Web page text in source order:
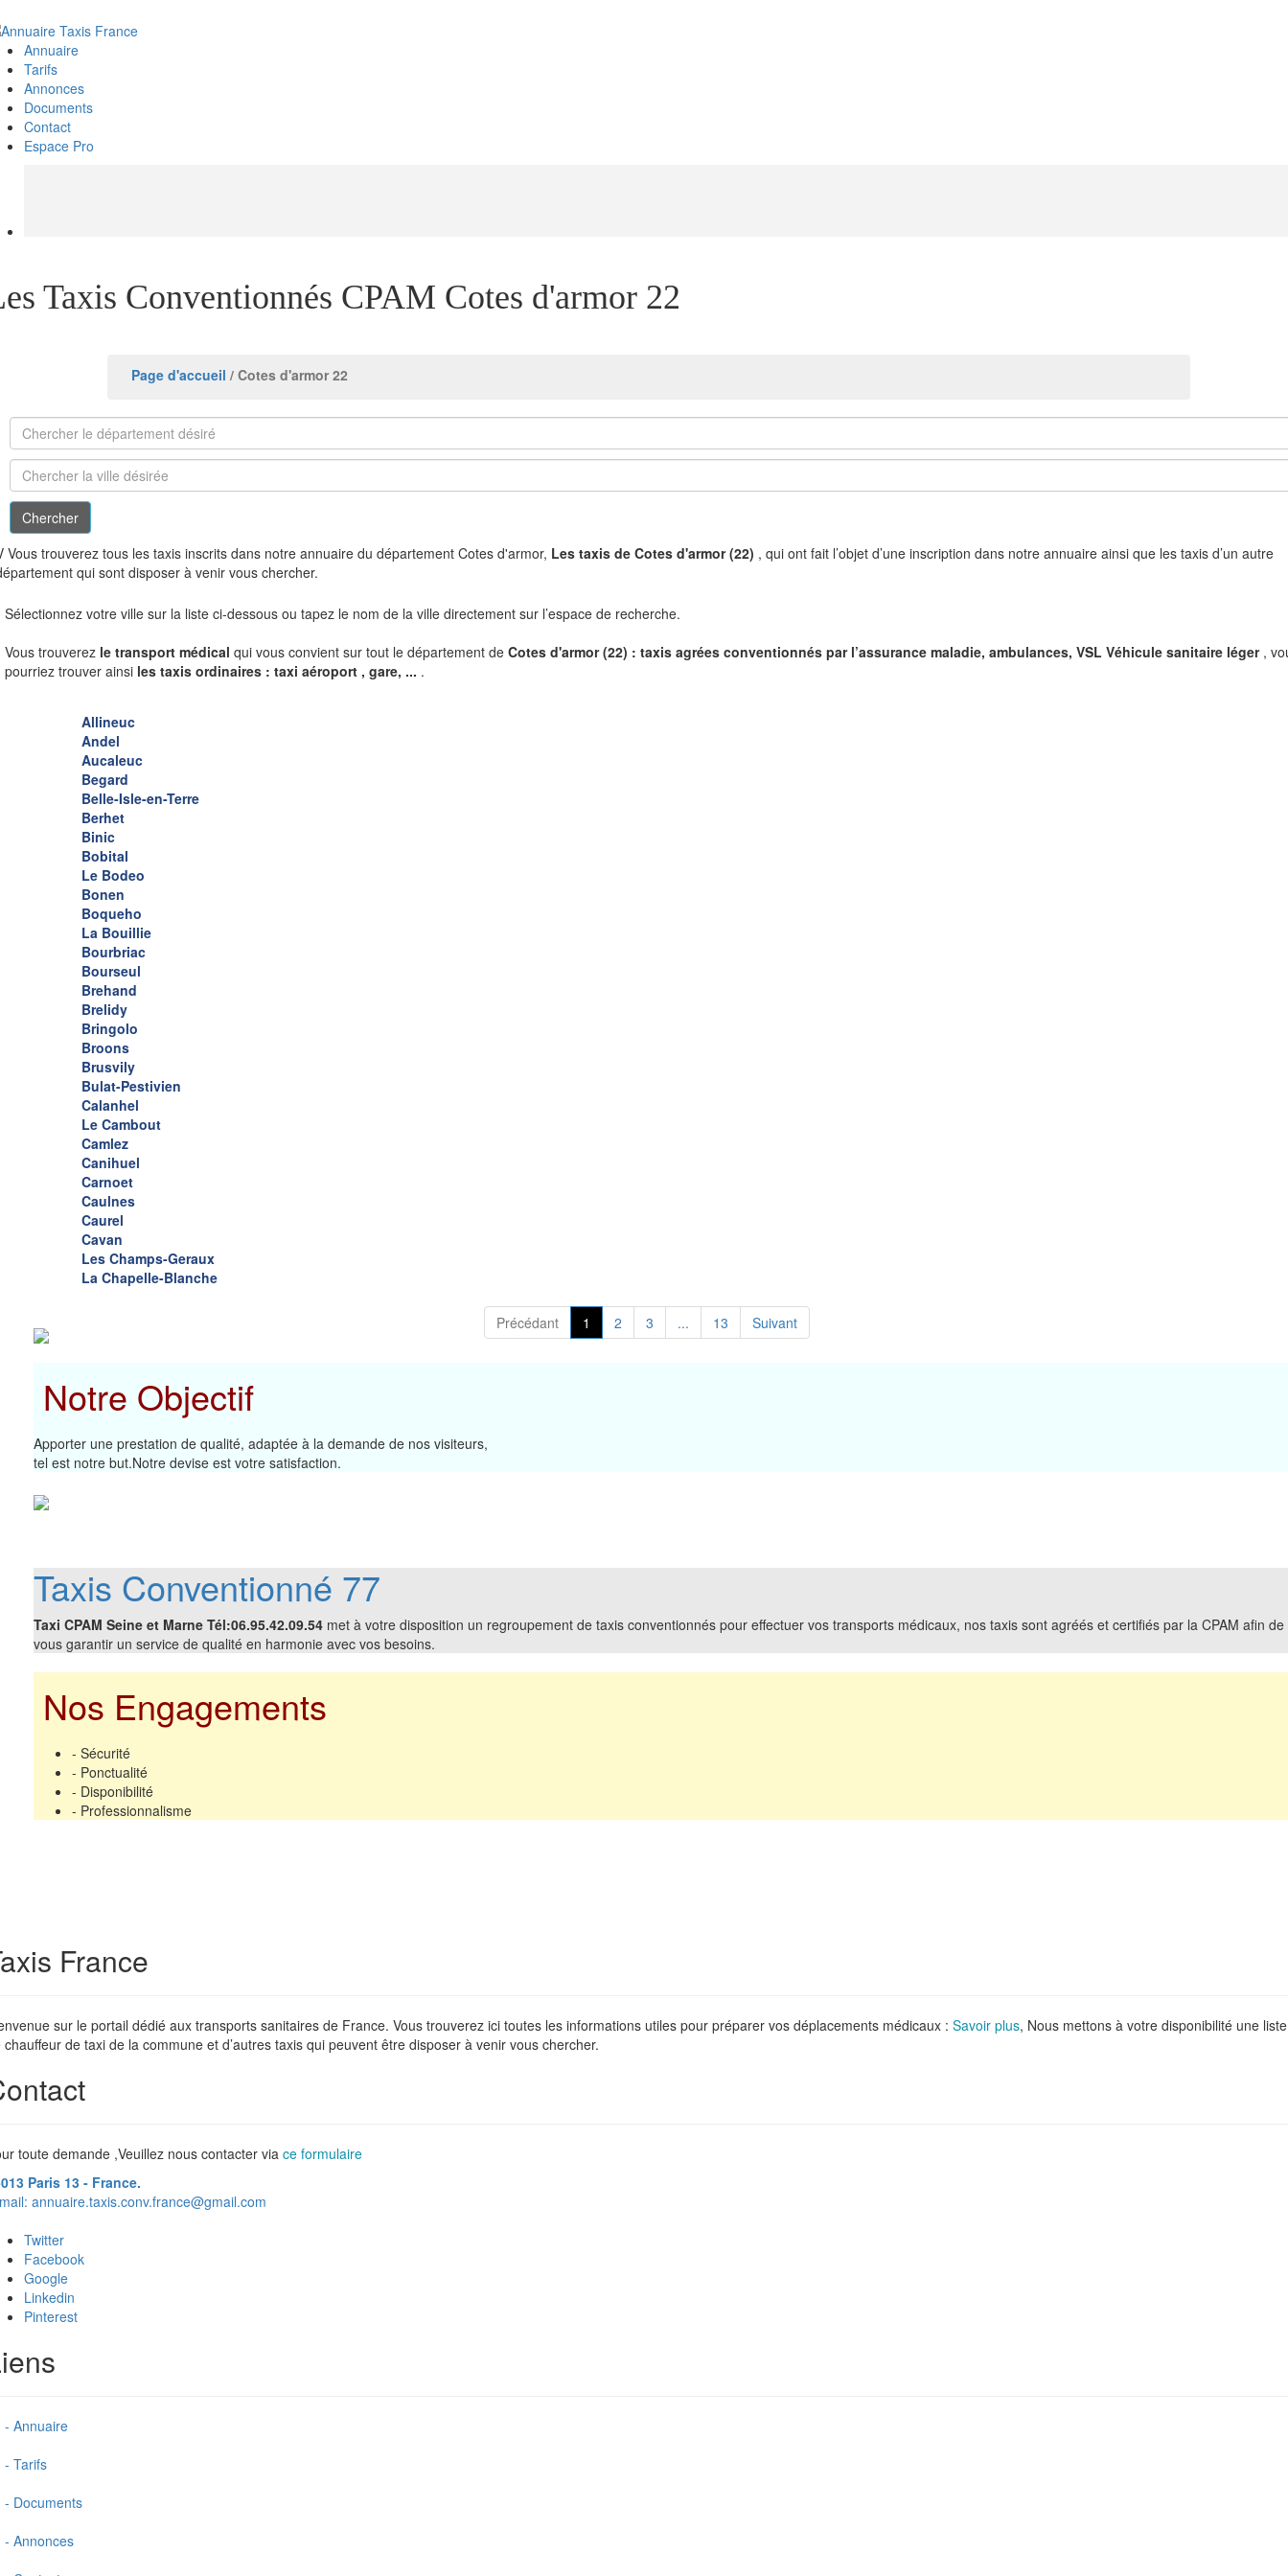
Annuaire
Tarifs
Annonces
Documents
Contact
Espace Pro
Taxis Conventionnés CPAM Cotes d'armor 22
Page d'accueil / Cotes d'armor 22
Vous trouverez tous les taxis inscrits dans notre annuaire du département Cotes d'armor, Les taxis de Cotes d'armor (22) , qui ont fait l’objet d’une inscription dans notre annuaire ainsi que les taxis d’un autre
qui sont disposer à venir vous chercher.
Sélectionnez votre ville sur la liste ci-dessous ou tapez le nom de la ville directement sur l’espace de recherche.
Vous trouverez le transport médical qui vous convient sur tout le département de Cotes d'armor (22) : taxis agrées conventionnés par l’assurance maladie, ambulances, VSL Véhicule sanitaire léger ,
pourriez trouver ainsi les taxis ordinaires : taxi aéroport , gare, ... .
Allineuc
Andel
Aucaleuc
Begard
Belle-Isle-en-Terre
Berhet
Binic
Bobital
Le Bodeo
Bonen
Boqueho
La Bouillie
Bourbriac
Bourseul
Brehand
Brelidy
Bringolo
Broons
Brusvily
Bulat-Pestivien
Calanhel
Le Cambout
Camlez
Canihuel
Carnoet
Caulnes
Caurel
Cavan
Les Champs-Geraux
La Chapelle-Blanche
Précédant 1 2 3 ... 13 Suivant
Notre Objectif
Apporter une prestation de qualité, adaptée à la demande de nos visiteurs,
tel est notre but.Notre devise est votre satisfaction.
Taxis Conventionné 77
Taxi CPAM Seine et Marne Tél:06.95.42.09.54 met à votre disposition un regroupement de taxis conventionnés pour effectuer vos transports médicaux, nos taxis sont agréés et certifiés par la CPAM afin de
vous garantir un service de qualité en harmonie avec vos besoins.
Nos Engagements
- Sécurité
- Ponctualité
- Disponibilité
- Professionnalisme
France
sur le portail dédié aux transports sanitaires de France. Vous trouverez ici toutes les informations utiles pour préparer vos déplacements médicaux : Savoir plus, Nous mettons à votre disponibilité une liste
chauffeur de taxi de la commune et d’autres taxis qui peuvent être disposer à venir vous chercher.
toute demande ,Veuillez nous contacter via ce formulaire
Paris 13 - France.
annuaire.taxis.conv.france@gmail.com
Twitter
Facebook
Google
Linkedin
Pinterest
- Annuaire
- Tarifs
- Documents
- Annonces